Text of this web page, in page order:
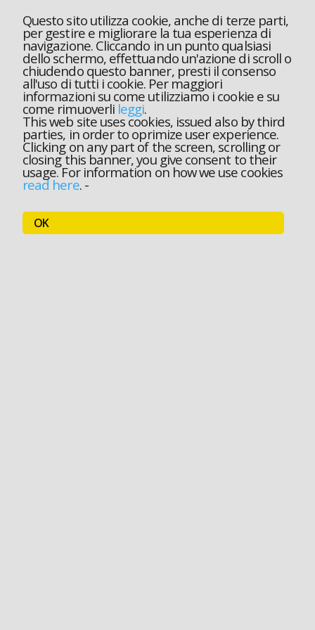
Questo sito utilizza cookie, anche di terze parti,
per gestire e migliorare la tua esperienza di
navigazione. Cliccando in un punto qualsiasi
dello schermo, effettuando un'azione di scroll o
chiudendo questo banner, presti il consenso
all'uso di tutti i cookie. Per maggiori
informazioni su come utilizziamo i cookie e su
come rimuoverli leggi.
This web site uses cookies, issued also by third
parties, in order to oprimize user experience.
Clicking on any part of the screen, scrolling or
closing this banner, you give consent to their
usage. For information on how we use cookies
read here.-
OK